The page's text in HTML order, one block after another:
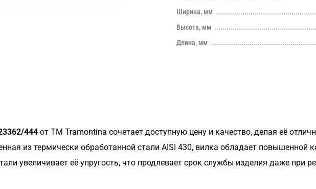
Ширина, мм
Высота, мм
Длина, мм
444 от TM Tramontina сочетает доступную цену и качество, делая её
из термически обработанной стали AISI 430, вилка обладает повышенной
увеличивает её упругость, что продлевает срок службы изделия даже при